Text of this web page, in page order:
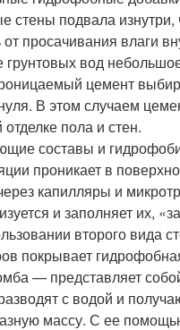
стены подвала изнутри,
просачивания влаги
грунтовых вод
цемент
В этом случаем
пола и стен.
составы и
проникает в
капилляры и
и заполняет их,
второго вида
покрывает
— представляет
с водой и
массу. С ее